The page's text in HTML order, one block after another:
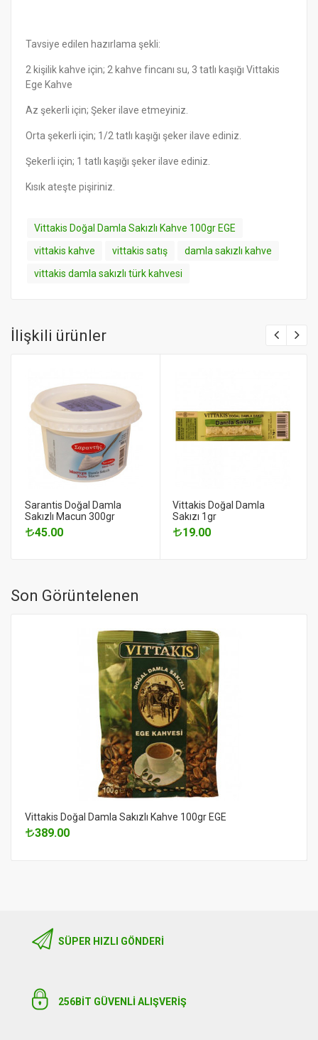
Tavsiye edilen hazırlama şekli:
2 kişilik kahve için; 2 kahve fincanı su, 3 tatlı kaşığı Vittakis
Ege Kahve
Az şekerli için; Şeker ilave etmeyiniz.
Orta şekerli için; 1/2 tatlı kaşığı şeker ilave ediniz.
Şekerli için; 1 tatlı kaşığı şeker ilave ediniz.
Kısık ateşte pişiriniz.
Vittakis Doğal Damla Sakızlı Kahve 100gr EGE
vittakis kahve
vittakis satış
damla sakızlı kahve
vittakis damla sakızlı türk kahvesi
İlişkili ürünler
Sarantis Doğal Damla
Sakızlı Macun 300gr
45.00
Vittakis Doğal Damla
Sakızı 1gr
19.00
Son Görüntelenen
Vittakis Doğal Damla Sakızlı Kahve 100gr EGE
389.00
SÜPER HIZLI GÖNDERI
256BIT GÜVENLİ ALIŞVERİŞ